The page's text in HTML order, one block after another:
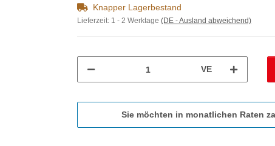
Knapper Lagerbestand
Lieferzeit: 1 - 2 Werktage (DE - Ausland abweichend)
VE
Sie möchten in monatlichen Raten